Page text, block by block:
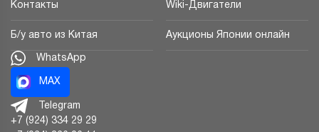
Контакты Wiki-Двигатели
Б/у авто из Китая Аукционы Японии онлайн
WhatsApp
MAX
Telegram
+7 (924) 334 29 29